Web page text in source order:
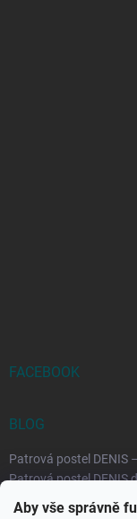
Aby vše správně
FACEBOOK
BLOG
Patrová postel DENIS
Patrová postel DENIS
Rozkládací postele